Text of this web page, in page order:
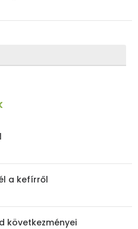
a kefírről
következményei